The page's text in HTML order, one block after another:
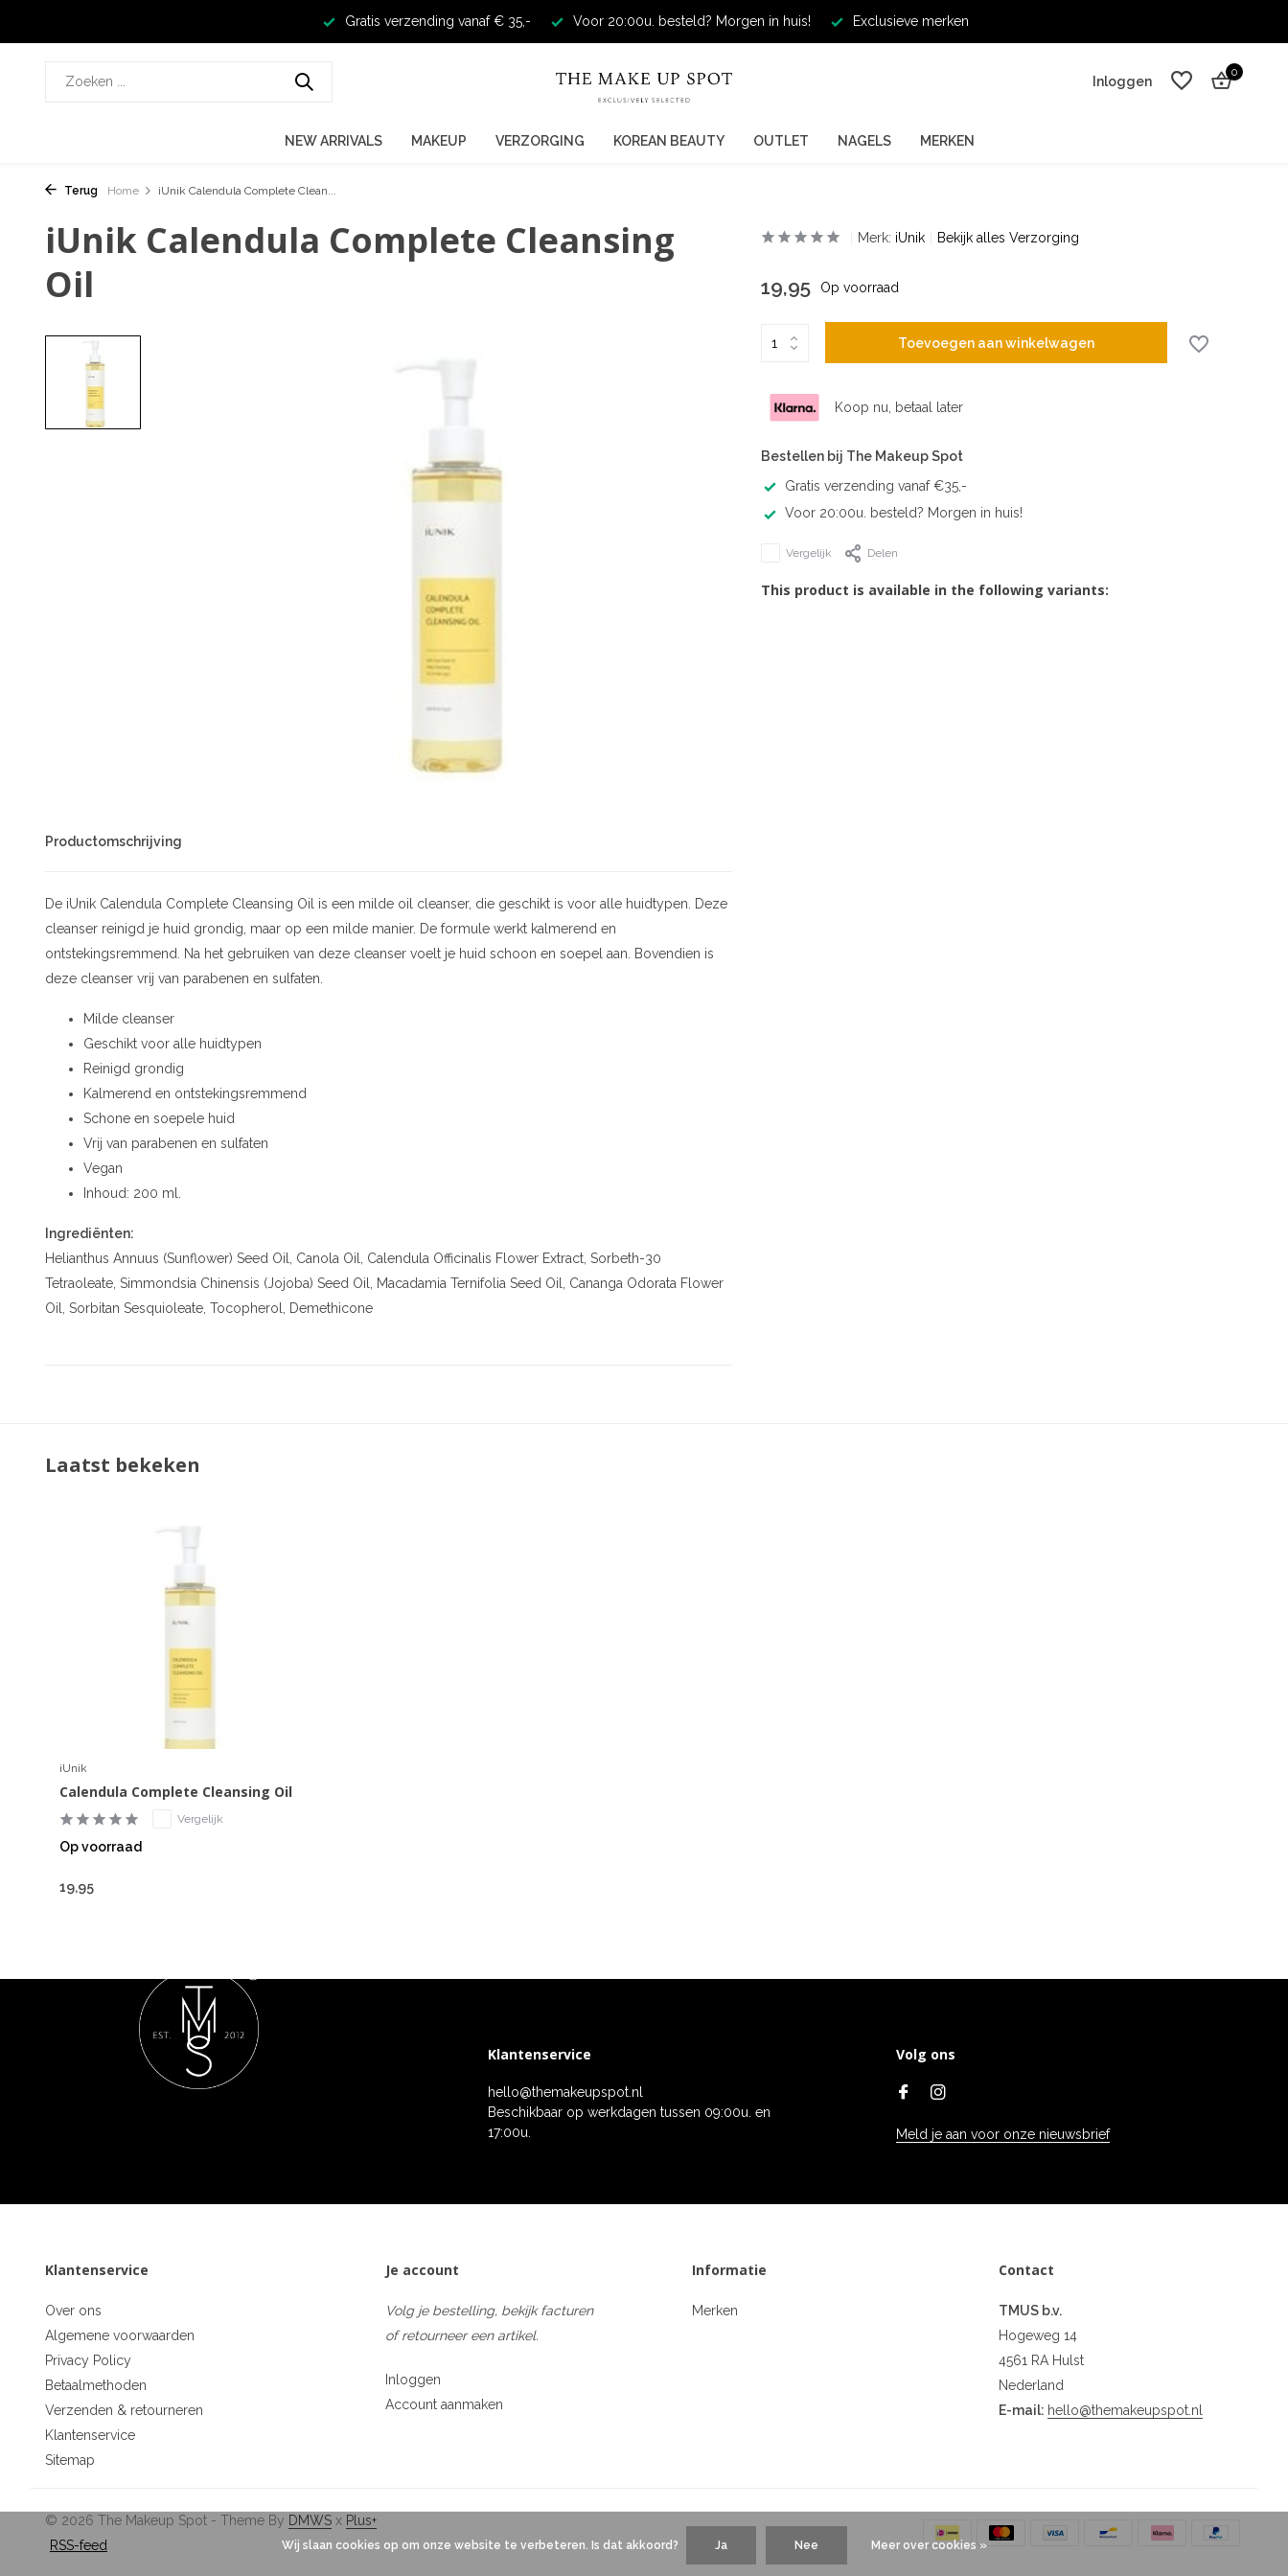
Gratis verzending vanaf € 35,- Voor 20:00u. besteld? Morgen in huis! Exclusieve merken
Inloggen
0
NEW ARRIVALS MAKEUP VERZORGING KOREAN BEAUTY OUTLET NAGELS MERKEN
Terug Home iUnik Calendula Complete Clean...
iUnik Calendula Complete Cleansing
Oil
Productomschrijving
De iUnik Calendula Complete Cleansing Oil is een milde oil cleanser, die geschikt is voor alle huidtypen. Deze
cleanser reinigd je huid grondig, maar op een milde manier. De formule werkt kalmerend en
ontstekingsremmend. Na het gebruiken van deze cleanser voelt je huid schoon en soepel aan. Bovendien is
deze cleanser vrij van parabenen en sulfaten.
Milde cleanser
Geschikt voor alle huidtypen
Reinigd grondig
Kalmerend en ontstekingsremmend
Schone en soepele huid
Vrij van parabenen en sulfaten
Vegan
Inhoud: 200 ml.
Ingrediënten:
Helianthus Annuus (Sunflower) Seed Oil, Canola Oil, Calendula Officinalis Flower Extract, Sorbeth-30
Tetraoleate, Simmondsia Chinensis (Jojoba) Seed Oil, Macadamia Ternifolia Seed Oil, Cananga Odorata Flower
Oil, Sorbitan Sesquioleate, Tocopherol, Demethicone
Merk: iUnik Bekijk alles Verzorging
19,95 Op voorraad
Toevoegen aan winkelwagen
Koop nu, betaal later
Bestellen bij The Makeup Spot
Gratis verzending vanaf €35,-
Voor 20:00u. besteld? Morgen in huis!
Vergelijk Delen
This product is available in the following variants:
Laatst bekeken
iUnik
Calendula Complete Cleansing Oil
Vergelijk
Op voorraad
19,95
Klantenservice
hello@themakeupspot.nl
Beschikbaar op werkdagen tussen 09:00u. en
17:00u.
Volg ons
Meld je aan voor onze nieuwsbrief
Klantenservice
Over ons
Algemene voorwaarden
Privacy Policy
Betaalmethoden
Verzenden & retourneren
Klantenservice
Sitemap
Je account
Volg je bestelling, bekijk facturen
of retourneer een artikel.
Inloggen
Account aanmaken
Informatie
Merken
Contact
TMUS b.v.
Hogeweg 14
4561 RA Hulst
Nederland
E-mail: hello@themakeupspot.nl
© 2026 The Makeup Spot - Theme By DMWS x Plus+
RSS-feed
Wij slaan cookies op om onze website te verbeteren. Is dat akkoord? Ja Nee Meer over cookies »